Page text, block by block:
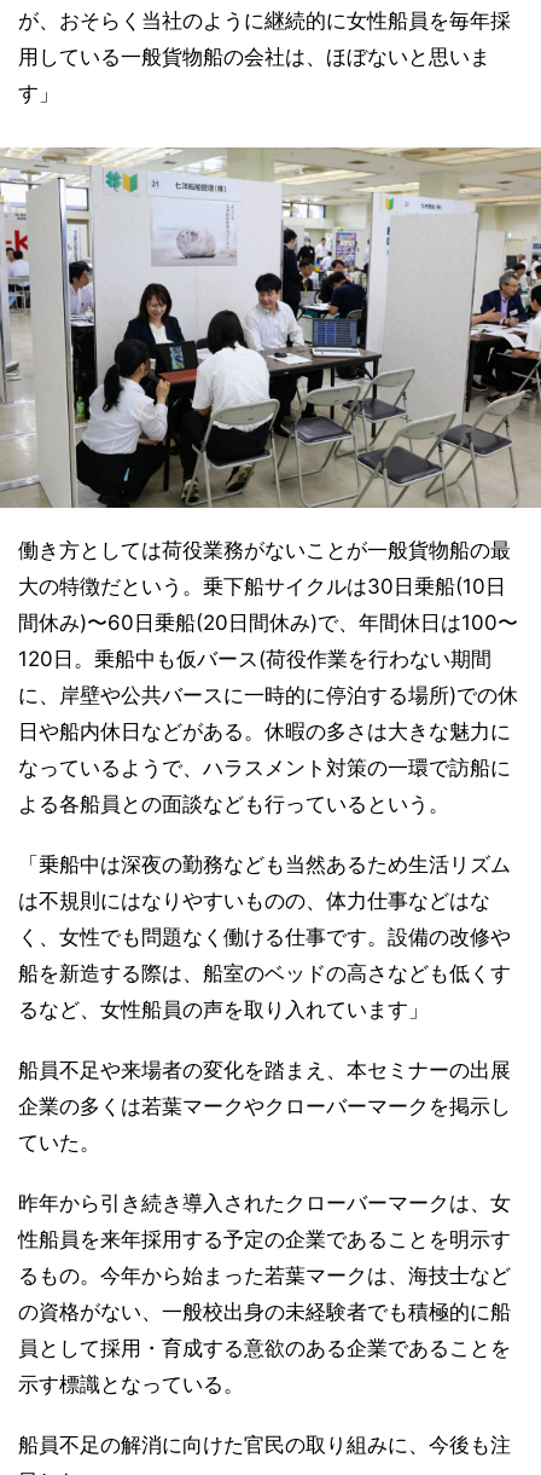
が、おそらく当社のように継続的に女性船員を毎年採
用している一般貨物船の会社は、ほぼないと思いま
す」
働き方としては荷役業務がないことが一般貨物船の最
大の特徴だという。乗下船サイクルは30日乗船(10日
間休み)〜60日乗船(20日間休み)で、年間休日は100〜
120日。乗船中も仮バース(荷役作業を行わない期間
に、岸壁や公共バースに一時的に停泊する場所)での休
日や船内休日などがある。休暇の多さは大きな魅力に
なっているようで、ハラスメント対策の一環で訪船に
よる各船員との面談なども行っているという。
「乗船中は深夜の勤務なども当然あるため生活リズム
は不規則にはなりやすいものの、体力仕事などはな
く、女性でも問題なく働ける仕事です。設備の改修や
船を新造する際は、船室のベッドの高さなども低くす
るなど、女性船員の声を取り入れています」
船員不足や来場者の変化を踏まえ、本セミナーの出展
企業の多くは若葉マークやクローバーマークを掲示し
ていた。
昨年から引き続き導入されたクローバーマークは、女
性船員を来年採用する予定の企業であることを明示す
るもの。今年から始まった若葉マークは、海技士など
の資格がない、一般校出身の未経験者でも積極的に船
員として採用・育成する意欲のある企業であることを
示す標識となっている。
船員不足の解消に向けた官民の取り組みに、今後も注